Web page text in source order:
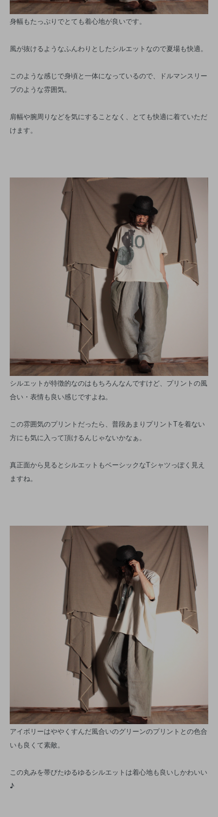
身幅もたっぷりでとても着心地が良いです。
風が抜けるようなふんわりとしたシルエットなので夏場も快適。
このような感じで身頃と一体になっているので、ドルマンスリー
ブのような雰囲気。
肩幅や腕周りなどを気にすることなく、とても快適に着ていただ
けます。
シルエットが特徴的なのはもちろんなんですけど、プリントの風
合い・表情も良い感じですよね。
この雰囲気のプリントだったら、普段あまりプリントTを着ない
方にも気に入って頂けるんじゃないかなぁ。
真正面から見るとシルエットもベーシックなTシャツっぽく見え
ますね。
アイボリーはややくすんだ風合いのグリーンのプリントとの色合
いも良くて素敵。
この丸みを帯びたゆるゆるシルエットは着心地も良いしかわいい
♪